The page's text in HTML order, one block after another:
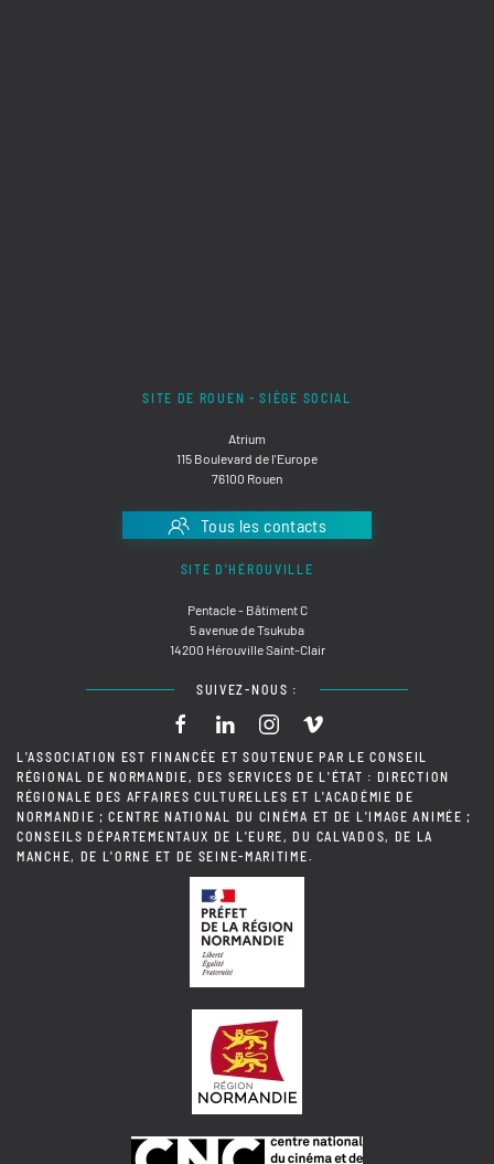
SITE DE ROUEN - SIÈGE SOCIAL
Atrium
115 Boulevard de l'Europe
76100 Rouen
Tous les contacts
SITE D'HÉROUVILLE
Pentacle - Bâtiment C
5 avenue de Tsukuba
14200 Hérouville Saint-Clair
SUIVEZ-NOUS :
L'ASSOCIATION EST FINANCÉE ET SOUTENUE PAR LE CONSEIL
RÉGIONAL DE NORMANDIE, DES SERVICES DE L'ÉTAT : DIRECTION
RÉGIONALE DES AFFAIRES CULTURELLES ET L'ACADÉMIE DE
NORMANDIE ; CENTRE NATIONAL DU CINÉMA ET DE L'IMAGE ANIMÉE ;
CONSEILS DÉPARTEMENTAUX DE L'EURE, DU CALVADOS, DE LA
MANCHE, DE L'ORNE ET DE SEINE-MARITIME.